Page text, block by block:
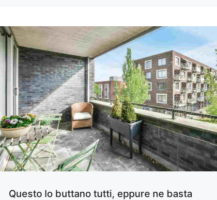
Questo lo buttano tutti, eppure ne basta